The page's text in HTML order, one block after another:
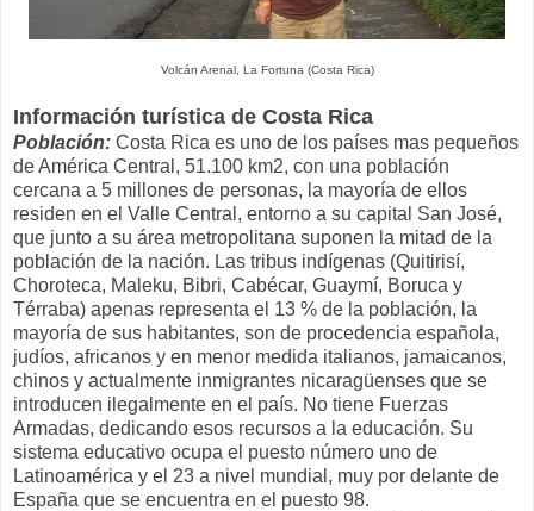
Volcán Arenal, La Fortuna (Costa Rica)
Información turística de Costa Rica
Población: Costa Rica es uno de los países mas pequeños
de América Central, 51.100 km2, con una población
cercana a 5 millones de personas, la mayoría de ellos
residen en el Valle Central, entorno a su capital San José,
que junto a su área metropolitana suponen la mitad de la
población de la nación. Las tribus indígenas (Quitirisí,
Choroteca, Maleku, Bibri, Cabécar, Guaymí, Boruca y
Térraba) apenas representa el 13 % de la población, la
mayoría de sus habitantes, son de procedencia española,
judíos, africanos y en menor medida italianos, jamaicanos,
chinos y actualmente inmigrantes nicaragüenses que se
introducen ilegalmente en el país. No tiene Fuerzas
Armadas, dedicando esos recursos a la educación. Su
sistema educativo ocupa el puesto número uno de
Latinoamérica y el 23 a nivel mundial, muy por delante de
España que se encuentra en el puesto 98.